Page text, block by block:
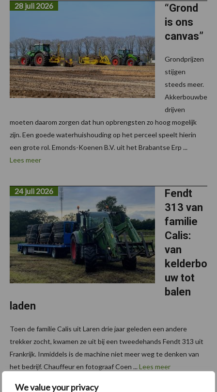
We value your privacy
“Grond
is ons
canvas”
28 juli 2026
Grondprijzen
stijgen
steeds meer.
Akkerbouwbe
drijven
moeten daarom zorgen dat hun opbrengsten zo hoog mogelijk
zijn. Een goede waterhuishouding op het perceel speelt hierin
een grote rol. Emonds-Koenen B.V. uit het Brabantse Erp ...
Lees meer
Fendt
313 van
familie
Calis:
van
kelderbo
uw tot
balen
laden
24 juli 2026
Toen de familie Calis uit Laren drie jaar geleden een andere
trekker zocht, kwamen ze uit bij een tweedehands Fendt 313 uit
Frankrijk. Inmiddels is de machine niet meer weg te denken van
het bedrijf. Chauffeur en fotograaf Coen ... Lees meer